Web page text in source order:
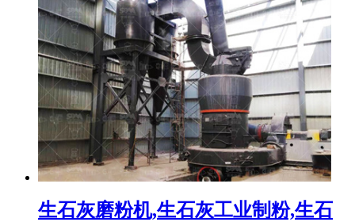
生石灰磨粉机,生石灰工业制粉,生石